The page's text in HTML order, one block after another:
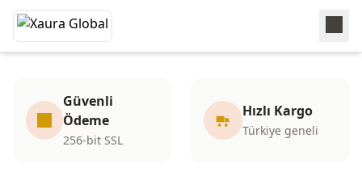
ESENYURT
– Kaliteli ürünler, uygun fiyatlar.
Güvenli
Ödeme
256-bit SSL
Hızlı Kargo
Türkiye geneli